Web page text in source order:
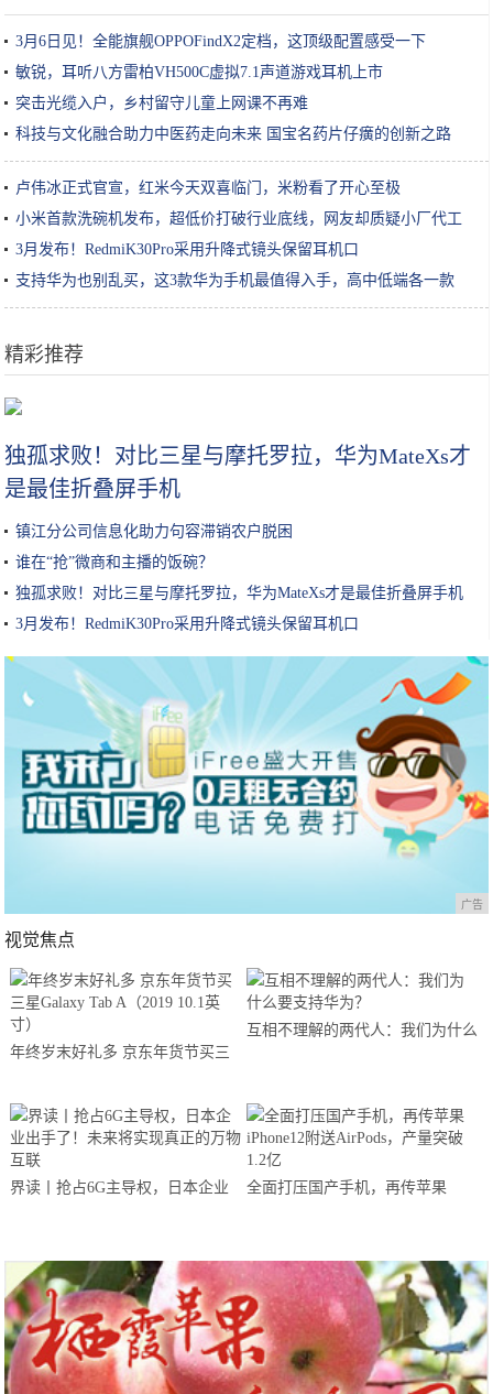
3月6日见！全能旗舰OPPOFindX2定档，这顶级配置感受一下
敏锐，耳听八方雷柏VH500C虚拟7.1声道游戏耳机上市
突击光缆入户，乡村留守儿童上网课不再难
科技与文化融合助力中医药走向未来 国宝名药片仔癀的创新之路
卢伟冰正式官宣，红米今天双喜临门，米粉看了开心至极
小米首款洗碗机发布，超低价打破行业底线，网友却质疑小厂代工
3月发布！RedmiK30Pro采用升降式镜头保留耳机口
支持华为也别乱买，这3款华为手机最值得入手，高中低端各一款
精彩推荐
游我推荐：《无双大蛇3终极版》是如何将割草的爽快做到极致的？
独孤求败！对比三星与摩托罗拉，华为MateXs才
是最佳折叠屏手机
镇江分公司信息化助力句容滞销农户脱困
谁在“抢”微商和主播的饭碗？
独孤求败！对比三星与摩托罗拉，华为MateXs才是最佳折叠屏手机
3月发布！RedmiK30Pro采用升降式镜头保留耳机口
广告
视觉焦点
年终岁末好礼多 京东年货节买三
互相不理解的两代人：我们为什么
界读丨抢占6G主导权，日本企业
全面打压国产手机，再传苹果